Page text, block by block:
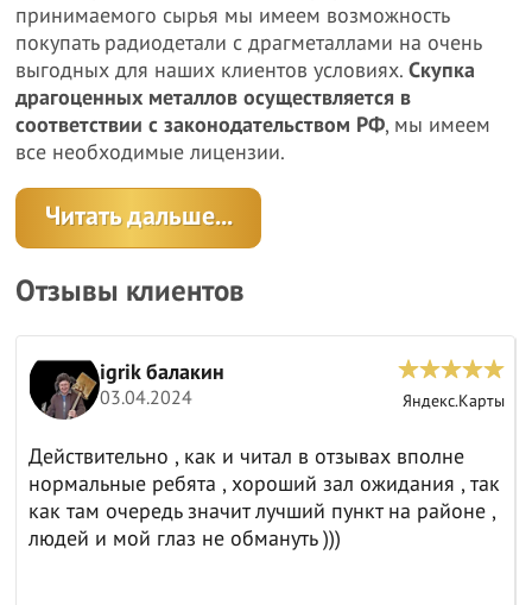
принимаемого сырья мы имеем возможность
покупать радиодетали с драгметаллами на очень
выгодных для наших клиентов условиях.Скупка
драгоценных металлов осуществляется в
соответствии с законодательством РФ, мы имеем
все необходимые лицензии.
Читать дальше...
Отзывы клиентов
igrik балакин
03.04.2024 Яндекс.Карты
Действительно , как и читал в отзывах вполне
нормальные ребята , хороший зал ожидания , так
как там очередь значит лучший пункт на районе ,
людей и мой глаз не обмануть )))